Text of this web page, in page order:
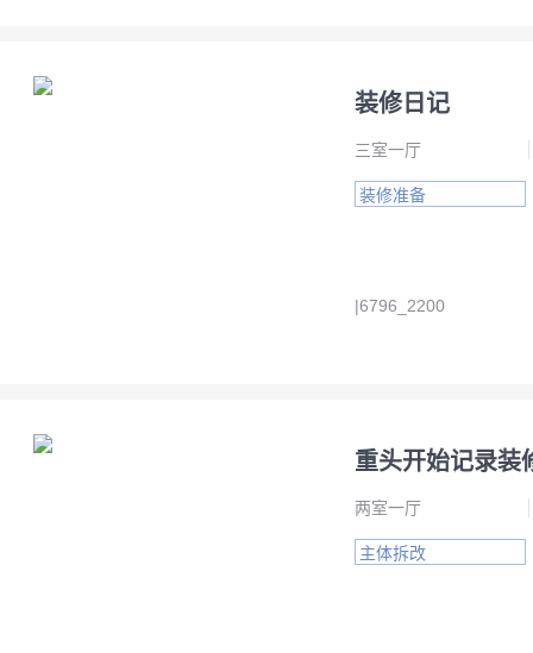
装修日记
三室一厅
装修准备
|6796_2200
重头开始记录装
两室一厅
主体拆改